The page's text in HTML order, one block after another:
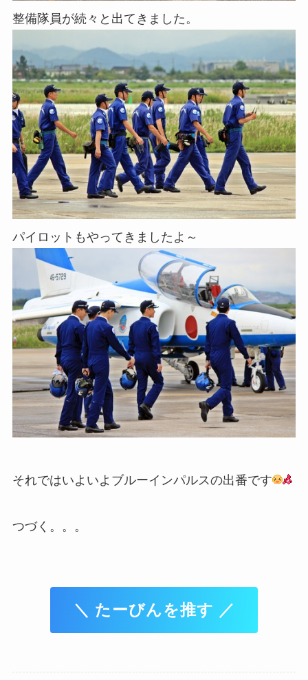
整備隊員が続々と出てきました。
パイロットもやってきましたよ～
それではいよいよブルーインパルスの出番です
つづく。。。
＼ たーびんを推す ／